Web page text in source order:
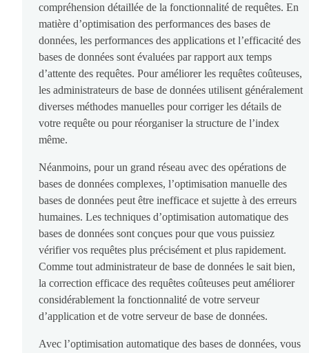
compréhension détaillée de la fonctionnalité de requêtes. En
matière d’optimisation des performances des bases de
données, les performances des applications et l’efficacité des
bases de données sont évaluées par rapport aux temps
d’attente des requêtes. Pour améliorer les requêtes coûteuses,
les administrateurs de base de données utilisent généralement
diverses méthodes manuelles pour corriger les détails de
votre requête ou pour réorganiser la structure de l’index
même.
Néanmoins, pour un grand réseau avec des opérations de
bases de données complexes, l’optimisation manuelle des
bases de données peut être inefficace et sujette à des erreurs
humaines. Les techniques d’optimisation automatique des
bases de données sont conçues pour que vous puissiez
vérifier vos requêtes plus précisément et plus rapidement.
Comme tout administrateur de base de données le sait bien,
la correction efficace des requêtes coûteuses peut améliorer
considérablement la fonctionnalité de votre serveur
d’application et de votre serveur de base de données.
Avec l’optimisation automatique des bases de données, vous